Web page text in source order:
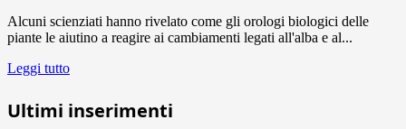
Alcuni scienziati hanno rivelato come gli orologi biologici delle
piante le aiutino a reagire ai cambiamenti legati all'alba e al...
Leggi tutto
Ultimi inserimenti